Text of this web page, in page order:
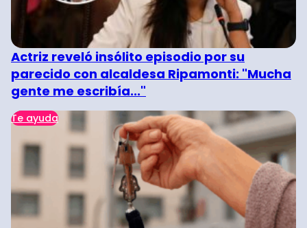
Actriz reveló insólito episodio por su
parecido con alcaldesa Ripamonti: "Mucha
gente me escribía..."
Te ayuda